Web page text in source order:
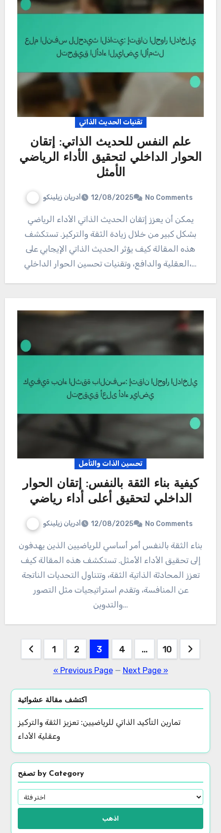
تقنيات الحديث الذاتي
علم النفس للحديث الذاتي: إتقان
الحوار الداخلي لتحقيق الأداء الرياضي
الأمثل
أدريان زيلينكو 12/08/2025 No Comments
يمكن أن يعزز إتقان الحديث الذاتي الأداء الرياضي
بشكل كبير من خلال زيادة الثقة والتركيز. تستكشف
هذه المقالة كيف يؤثر الحديث الذاتي الإيجابي على
العقلية والدافع، وتقنيات تحسين الحوار الداخلي،…
تحسين الذات والتأمل
كيفية بناء الثقة بالنفس: إتقان الحوار
الداخلي لتحقيق أعلى أداء رياضي
أدريان زيلينكو 12/08/2025 No Comments
بناء الثقة بالنفس أمر أساسي للرياضيين الذين يهدفون
إلى تحقيق الأداء الأمثل. تستكشف هذه المقالة كيف
تعزز المحادثة الذاتية الثقة، وتتناول التحديات الناتجة
عن المنافسة، وتقدم استراتيجيات مثل التصور
والتدوين…
Posts
pagination
1 2 3 4 … 10
« Previous Page— Next Page »
اكتشف مقالة عشوائية
تمارين التأكيد الذاتي للرياضيين: تعزيز الثقة والتركيز
وعقلية الأداء
تصفح by Category
اذهب